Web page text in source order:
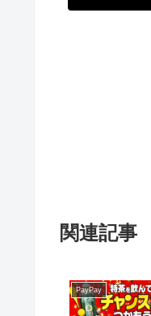
関連記事
PayPay